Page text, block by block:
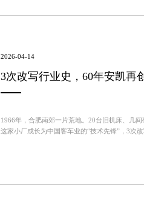
2026-04-14
3次改写行业史，60年安凯再
1966年，合肥南郊一片荒地。20台旧机床、几
这家小厂成长为中国客车业的“技术先锋”，3次